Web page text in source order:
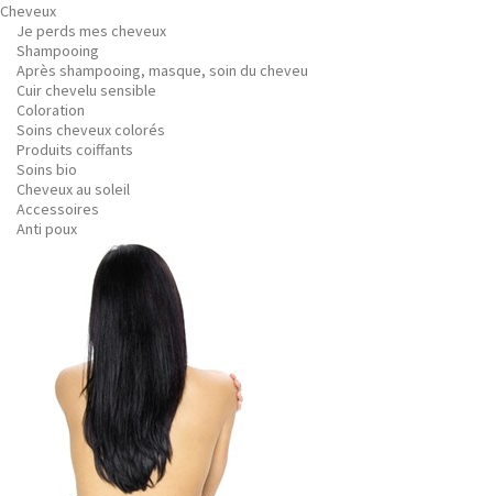
Cheveux
Je perds mes cheveux
Shampooing
Après shampooing, masque, soin du cheveu
Cuir chevelu sensible
Coloration
Soins cheveux colorés
Produits coiffants
Soins bio
Cheveux au soleil
Accessoires
Anti poux